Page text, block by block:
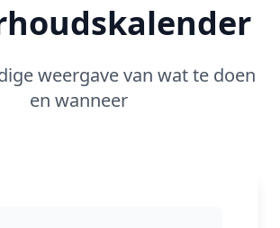
weergave van wat te doen
en wanneer